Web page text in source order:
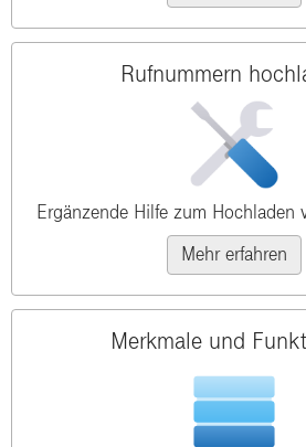
Rufnummern
Ergänzende Hilfe zum Hochladen
Mehr erfahren
Merkmale und